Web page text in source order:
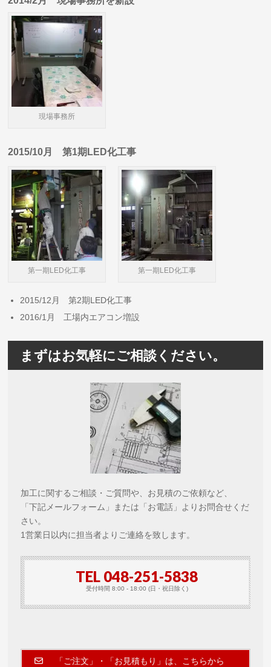
現場事務所
2015/10月 第1期LED化工事
第一期LED化工事 第一期LED化工事
2015/12月 第2期LED化工事
2016/1月 工場内エアコン増設
まずはお気軽にご相談ください。
加工に関するご相談・ご質問や、お見積のご依頼など、
「下記メールフォーム」または「お電話」よりお問合せくだ
さい。
1営業日以内に担当者よりご連絡を致します。
TEL 048-251-5838
受付時間 8:00 - 18:00 (日・祝日除く)
「ご注文」・「お見積もり」は、こちらから